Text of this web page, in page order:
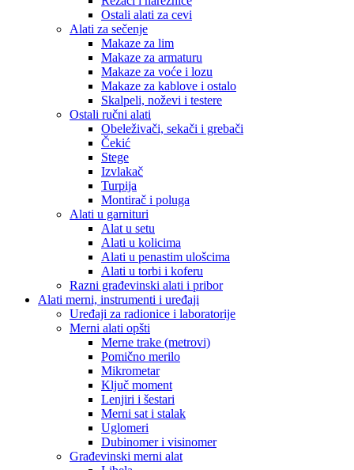
Ostali alati za cevi
Alati za sečenje
Makaze za lim
Makaze za armaturu
Makaze za voće i lozu
Makaze za kablove i ostalo
Skalpeli, noževi i testere
Ostali ručni alati
Obeleživači, sekači i grebači
Čekić
Stege
Izvlakač
Turpija
Montirač i poluga
Alati u garnituri
Alat u setu
Alati u kolicima
Alati u penastim ulošcima
Alati u torbi i koferu
Razni građevinski alati i pribor
Alati merni, instrumenti i uređaji
Uređaji za radionice i laboratorije
Merni alati opšti
Merne trake (metrovi)
Pomično merilo
Mikrometar
Ključ moment
Lenjiri i šestari
Merni sat i stalak
Uglomeri
Dubinomer i visinomer
Građevinski merni alat